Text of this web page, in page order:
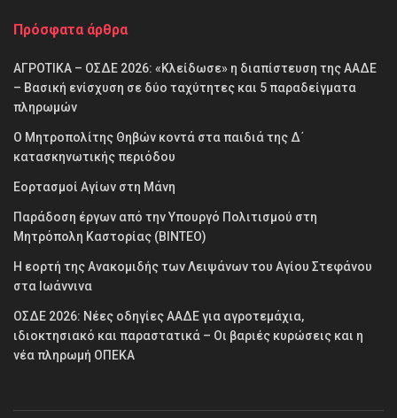
Πρόσφατα άρθρα
ΑΓΡΟΤΙΚΑ – ΟΣΔΕ 2026: «Κλείδωσε» η διαπίστευση της ΑΑΔΕ
– Βασική ενίσχυση σε δύο ταχύτητες και 5 παραδείγματα
πληρωμών
Ο Μητροπολίτης Θηβών κοντά στα παιδιά της Δ΄
κατασκηνωτικής περιόδου
Εορτασμοί Αγίων στη Μάνη
Παράδοση έργων από την Υπουργό Πολιτισμού στη
Μητρόπολη Καστορίας (ΒΙΝΤΕΟ)
Η εορτή της Ανακομιδής των Λειψάνων του Αγίου Στεφάνου
στα Ιωάννινα
ΟΣΔΕ 2026: Νέες οδηγίες ΑΑΔΕ για αγροτεμάχια,
ιδιοκτησιακό και παραστατικά – Οι βαριές κυρώσεις και η
νέα πληρωμή ΟΠΕΚΑ